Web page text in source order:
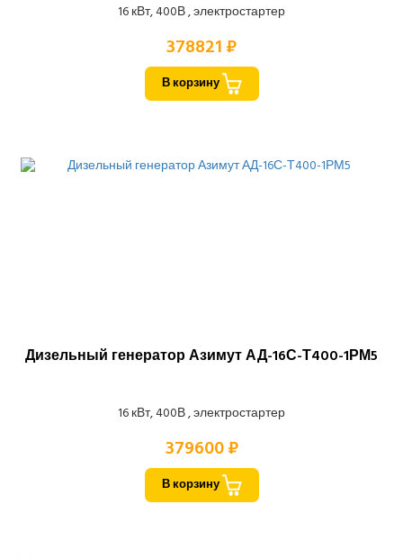
16 кВт, 400В , электростартер
378821 ₽
В корзину
Дизельный генератор Азимут АД-16С-Т400-1РМ5
16 кВт, 400В , электростартер
379600 ₽
В корзину